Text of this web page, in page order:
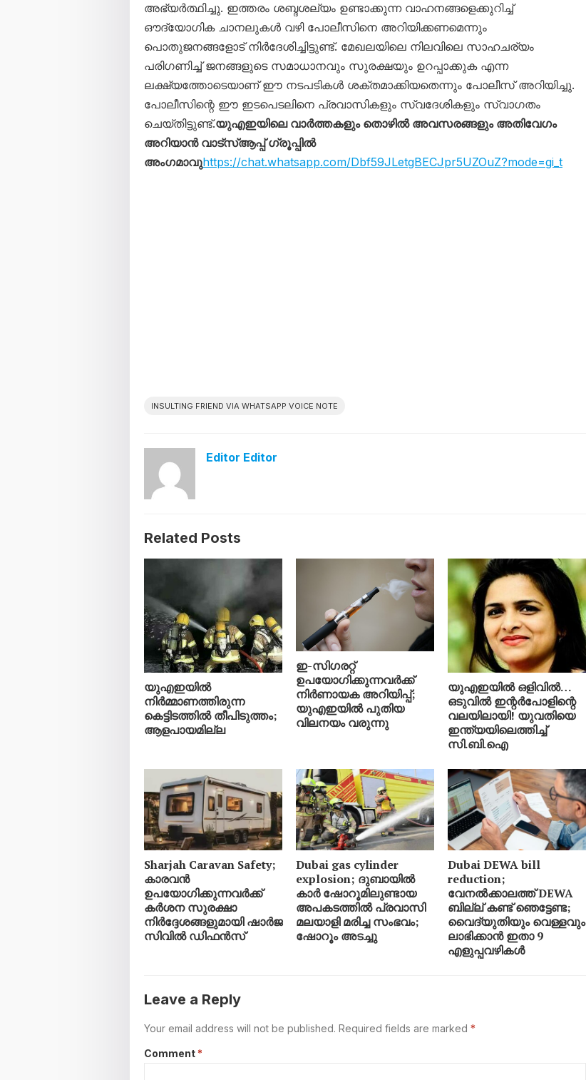
അഭ്യർത്ഥിച്ചു. ഇത്തരം ശബ്ദശല്യം ഉണ്ടാക്കുന്ന വാഹനങ്ങളെക്കുറിച്ച്
ഔദ്യോഗിക ചാനലുകൾ വഴി പോലീസിനെ അറിയിക്കണമെന്നും
പൊതുജനങ്ങളോട് നിർദേശിച്ചിട്ടുണ്ട്. മേഖലയിലെ നിലവിലെ സാഹചര്യം
പരിഗണിച്ച് ജനങ്ങളുടെ സമാധാനവും സുരക്ഷയും ഉറപ്പാക്കുക എന്ന
ലക്ഷ്യത്തോടെയാണ് ഈ നടപടികൾ ശക്തമാക്കിയതെന്നും പോലീസ് അറിയിച്ചു.
പോലീസിന്റെ ഈ ഇടപെടലിനെ പ്രവാസികളും സ്വദേശികളും സ്വാഗതം
ചെയ്തിട്ടുണ്ട്.യുഎഇയിലെ വാർത്തകളും തൊഴിൽ അവസരങ്ങളും അതിവേഗം
അറിയാൻ വാട്സ്ആപ്പ് ഗ്രൂപ്പിൽ
അംഗമാവുhttps://chat.whatsapp.com/Dbf59JLetgBECJpr5UZOuZ?mode=gi_t
INSULTING FRIEND VIA WHATSAPP VOICE NOTE
Editor Editor
Related Posts
യുഎഇയിൽ
നിർമ്മാണത്തിരുന്ന
കെട്ടിടത്തിൽ തീപിടുത്തം;
ആളപായമില്ല
ഇ-സിഗരറ്റ്
ഉപയോഗിക്കുന്നവർക്ക്
നിർണായക അറിയിപ്പ്;
യുഎഇയിൽ പുതിയ
വിലനയം വരുന്നു
യുഎഇയിൽ ഒളിവിൽ…
ഒടുവിൽ ഇന്റർപോളിന്റെ
വലയിലായി! യുവതിയെ
ഇന്ത്യയിലെത്തിച്ച്
സി.ബി.ഐ
Sharjah Caravan Safety;
കാരവൻ
ഉപയോഗിക്കുന്നവർക്ക്
കർശന സുരക്ഷാ
നിർദ്ദേശങ്ങളുമായി ഷാർജ
സിവിൽ ഡിഫൻസ്
Dubai gas cylinder
explosion; ദുബായിൽ
കാർ ഷോറൂമിലുണ്ടായ
അപകടത്തിൽ പ്രവാസി
മലയാളി മരിച്ച സംഭവം;
ഷോറൂം അടച്ചു
Dubai DEWA bill
reduction;
വേനൽക്കാലത്ത് DEWA
ബില്ല് കണ്ട് ഞെട്ടേണ്ട;
വൈദ്യുതിയും വെള്ളവും
ലാഭിക്കാൻ ഇതാ 9
എളുപ്പവഴികൾ
Leave a Reply
Your email address will not be published. Required fields are marked *
Comment *